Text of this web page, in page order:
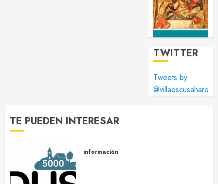
TWITTER
Tweets by
@villaescusaharo
TE PUEDEN INTERESAR
información